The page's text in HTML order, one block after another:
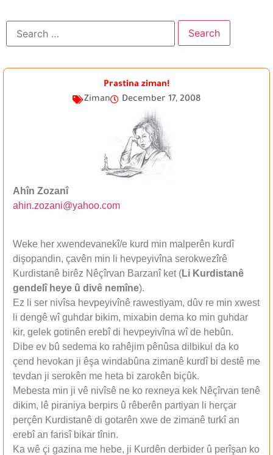
Prastina ziman!
Ziman
December 17, 2008
Ahîn Zozanî
ahin.zozani@yahoo.com
Weke her xwendevanekî/e kurd min malperên kurdî
dişopandin, çavên min li hevpeyivîna serokwezîrê
Kurdistanê birêz Nêçîrvan Barzanî ket (Li Kurdistanê
gendelî heye û divê nemîne).
Ez li ser nivîsa hevpeyivînê rawestiyam, dûv re min xwest
li dengê wî guhdar bikim, mixabin dema ko min guhdar
kir, gelek gotinên erebî di hevpeyivîna wî de hebûn.
Dibe ev bû sedema ko rahêjim pênûsa dilbikul da ko
çend hevokan ji êşa windabûna zimanê kurdî bi destê me
tevdan ji serokên me heta bi zarokên biçûk.
Mebesta min ji vê nivîsê ne ko rexneya kek Nêçîrvan tenê
dikim, lê piraniya berpirs û rêberên partiyan li herçar
perçên Kurdistanê di gotarên xwe de zimanê turkî an
erebî an farisî bikar tînin.
Ka wê çi gazina me hebe, ji Kurdên derbider û perîşan ko